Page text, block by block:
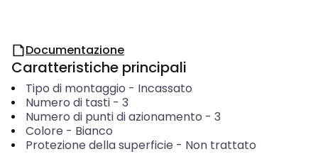
Documentazione
Caratteristiche principali
Tipo di montaggio - Incassato
Numero di tasti- 3
Numero di punti di azionamento - 3
Colore - Bianco
Protezione della superficie - Non trattato